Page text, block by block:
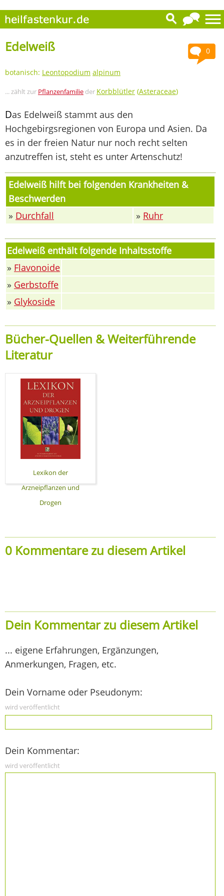
0
Edelweiß
botanisch: Leontopodium alpinum
... zählt zur Pflanzenfamilie der Korbblütler (Asteraceae)
Das Edelweiß stammt aus den
Hochgebirgsregionen von Europa und Asien. Da
es in der freien Natur nur noch recht selten
anzutreffen ist, steht es unter Artenschutz!
Edelweiß hilft bei folgenden Krankheiten &
Beschwerden
» Durchfall » Ruhr
Edelweiß enthält folgende Inhaltsstoffe
» Flavonoide
» Gerbstoffe
» Glykoside
Bücher-Quellen & Weiterführende
Literatur
Lexikon der
Arzneipflanzen und
Drogen
0 Kommentare zu diesem Artikel
Dein Kommentar zu diesem Artikel
... eigene Erfahrungen, Ergänzungen,
Anmerkungen, Fragen, etc.
Dein Vorname oder Pseudonym:
wird veröffentlicht
Dein Kommentar:
wird veröffentlicht